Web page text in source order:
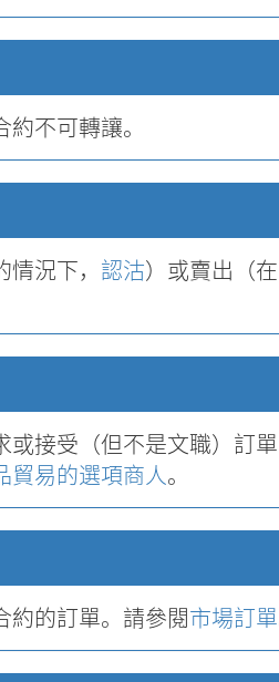
不可轉讓。
況下， 認沽）或賣出（在
或接受（但不是文職）訂單
貿易的選項商人。
約的訂單。請參閱市場訂單